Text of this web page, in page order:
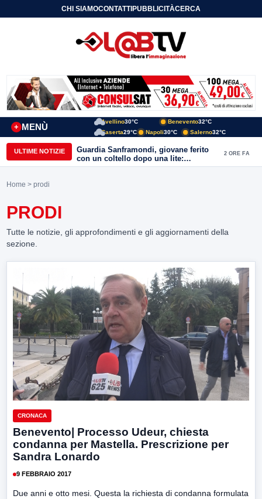
CHI SIAMOCONTATTIPUBBLICITÀCERCA
MENÙ
+
Avellino30°C Benevento32°C
Caserta29°C Napoli30°C Salerno32°C
ULTIME NOTIZIE
Guardia Sanframondi, giovane ferito
con un coltello dopo una lite:
individuato il presunto autore
2 ORE FA
Home > prodi
PRODI
Tutte le notizie, gli approfondimenti e gli aggiornamenti della
sezione.
CRONACA
Benevento| Processo Udeur, chiesta
condanna per Mastella. Prescrizione per
Sandra Lonardo
9 FEBBRAIO 2017
Due anni e otto mesi. Questa la richiesta di condanna formulata